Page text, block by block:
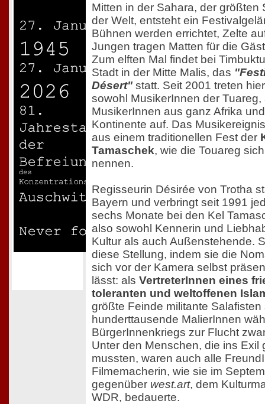
Mitten in der Sahara, der größten
der Welt, entsteht ein
Bühnen werden errichtet, Zelte
Jungen tragen Matten für die
Zum elften Mal findet bei
Stadt in der Mitte Malis, das
Désert" statt. Seit 2001 treten
sowohl MusikerInnen der Tuareg,
MusikerInnen aus ganz Afrika
Kontinente auf. Das
aus einem traditionellen Fest der
Tamaschek, wie die Touareg
nennen.
Regisseurin Désirée von Trotha
Bayern und verbringt seit 1991
sechs Monate bei den Kel
also sowohl Kennerin und
Kultur als auch Außenstehende.
diese Stellung, indem sie die
sich vor der Kamera selbst
lässt: als VertreterInnen eines
toleranten und weltoffenen
größte Feinde militante Salafisten
hunderttausende MalierInnen
BürgerInnenkriegs zur Flucht
Unter den Menschen, die ins Exil
mussten, waren auch alle
Filmemacherin, wie sie im
gegenüber west.art, dem
WDR, bedauerte.